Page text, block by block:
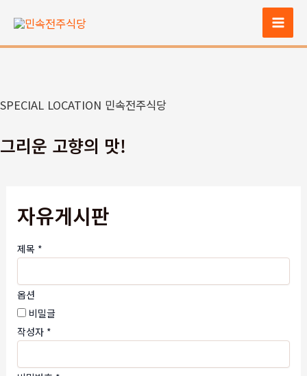
츠
너
기
Main
SPECIAL LOCATION 민속전주식당
그리운 고향의 맛!
자유게시판
제목 *
옵션
비밀글
작성자 *